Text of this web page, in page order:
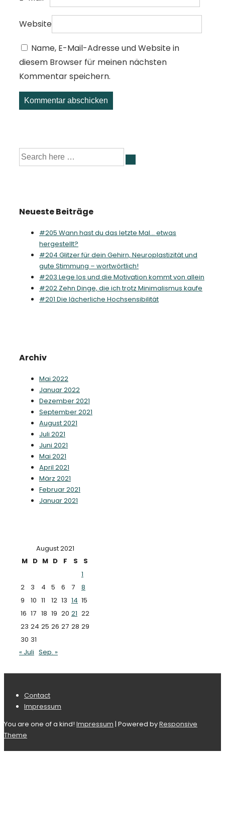
Website
Name, E-Mail-Adresse und Website in
diesem Browser für meinen nächsten
Kommentar speichern.
Suche
nach:
Neueste Beiträge
#205 Wann hast du das letzte Mal… etwas
hergestellt?
#204 Glitzer für dein Gehirn, Neuroplastizität und
gute Stimmung – wortwörtlich!
#203 Lege los und die Motivation kommt von allein
#202 Zehn Dinge, die ich trotz Minimalismus kaufe
#201 Die lächerliche Hochsensibilität
Archiv
Mai 2022
Januar 2022
Dezember 2021
September 2021
August 2021
Juli 2021
Juni 2021
Mai 2021
April 2021
März 2021
Februar 2021
Januar 2021
August 2021
M D M D F S
S
1
2
3 4 5 6 7
8
9
10 11 12 13 14 15
16 17 18 19 20 21 22
23 24 25 26 27 28 29
30 31
« Juli Sep. »
Footer-
Menü
Contact
Impressum
You are one of a kind! Impressum | Powered byResponsive
Theme